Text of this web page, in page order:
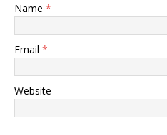
Name *
Email *
Website